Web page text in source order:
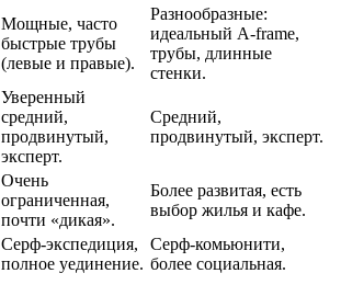
Мощные, часто
быстрые трубы
(левые и правые).
Разнообразные:
идеальный A-frame,
трубы, длинные
стенки.
Уверенный
средний,
продвинутый,
эксперт.
Средний,
продвинутый, эксперт.
Очень
ограниченная,
почти «дикая».
Более развитая, есть
выбор жилья и кафе.
Серф-экспедиция,
полное уединение.
Серф-комьюнити,
более социальная.